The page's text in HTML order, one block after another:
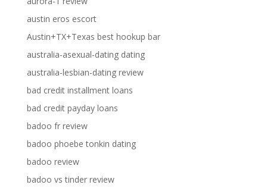
austin eros escort
Austin+TX+Texas best hookup bar
australia-asexual-dating dating
australia-lesbian-dating review
bad credit installment loans
bad credit payday loans
badoo fr review
badoo phoebe tonkin dating
badoo review
badoo vs tinder review